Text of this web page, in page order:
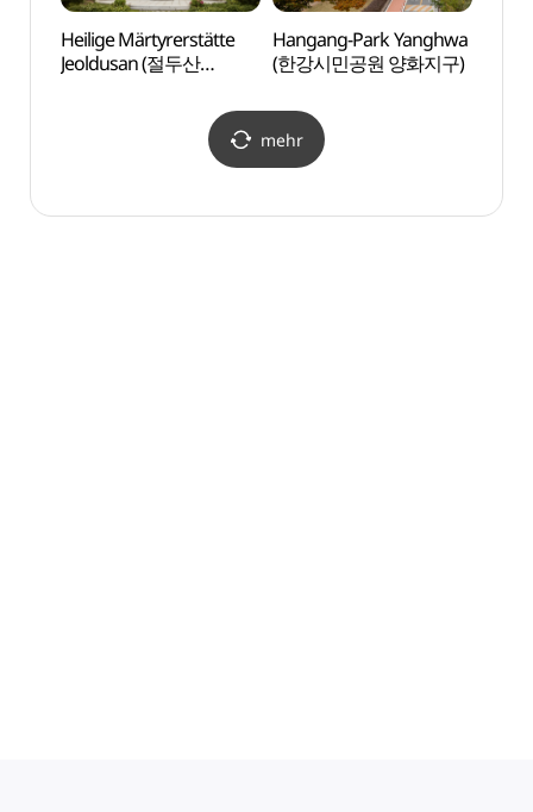
Heilige Märtyrerstätte
Jeoldusan (절두산
Hangang-Park Yanghwa
(한강시민공원 양화지구)
mehr